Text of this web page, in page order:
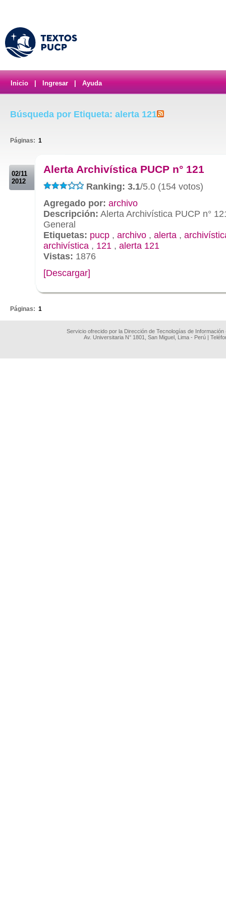
Inicio Ingresar Ayuda
Búsqueda por Etiqueta: alerta 121
Páginas: 1
02/11
2012
Alerta Archivística PUCP n° 121
Ranking: 3.1/5.0 (154 votos)
Agregado por: archivo
Descripción: Alerta Archivística PUCP n°
General
Etiquetas: pucp , archivo , alerta ,
archivística , 121 , alerta 121
Vistas: 1876
[Descargar]
Páginas: 1
Servicio ofrecido por la Dirección de Tecnologías de
Av. Universitaria N° 1801, San Miguel, Lima - Perú |